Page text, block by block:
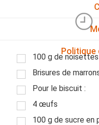
Politique
100 g de
Brisures de
Pour le biscuit :
4 œufs
100 g de sucre en